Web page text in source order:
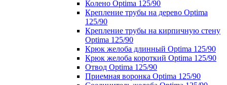
Колено Optima 125/90
Крепление трубы на дерево Optima
125/90
Крепление трубы на кирпичную стену
Optima 125/90
Крюк желоба длинный Optima 125/90
Крюк желоба короткий Optima 125/90
Отвод Optima 125/90
Приемная воронка Optima 125/90